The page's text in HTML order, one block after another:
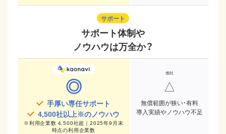
サポート
サポート体制や
ノウハウは万全か？
◎
手厚い専任サポート
4,500社以上※のノウハウ
※利用企業数 4,500社超｜2025年9月末
時点の利用企業数
△
無償範囲が狭い・有料
導入実績やノウハウ不足